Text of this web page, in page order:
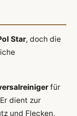
Star, doch die
für
dient zur
und Flecken.